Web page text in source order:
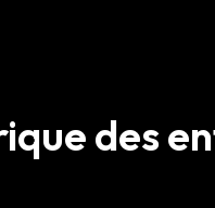
des